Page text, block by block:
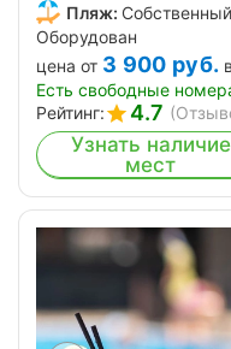
Пляж:
Оборудован
цена от 3 900 руб.
Есть свободные
Рейтинг:
4.7
Узнать наличие
мест